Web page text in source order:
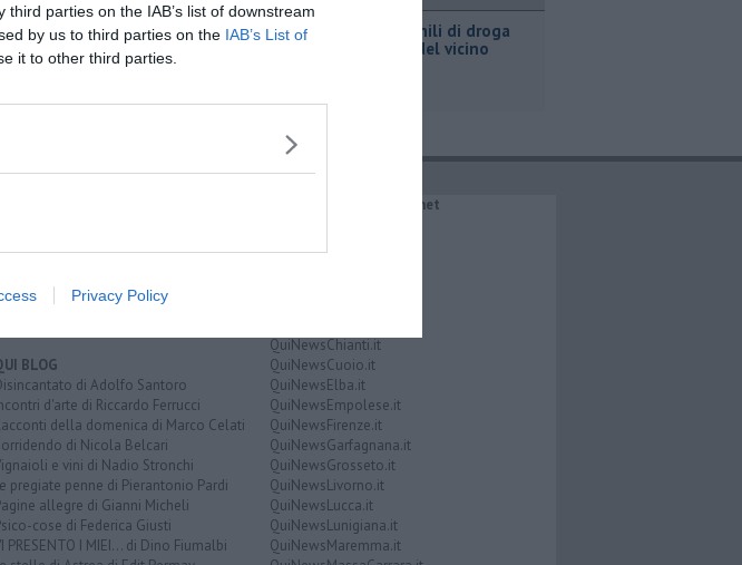
parties on the IAB’s list of downstream
by us to third parties on the IAB’s List of
it to other third parties.
Privacy Policy
Quattro chili di droga
nel frigo del vicino
Archivio Notizie
BLOG
di Adolfo Santoro
d'arte di Riccardo Ferrucci
della domenica di Marco Celati
di Nicola Belcari
e vini di Nadio Stronchi
pregiate penne di Pierantonio Pardi
allegre di Gianni Micheli
cose di Federica Giusti
PRESENTO I MIEI... di Dino Fiumalbi
IL NETWORK QuiNews.net
QuiNewsChianti.it
QuiNewsCuoio.it
QuiNewsElba.it
QuiNewsEmpolese.it
QuiNewsFirenze.it
QuiNewsGarfagnana.it
QuiNewsGrosseto.it
QuiNewsLivorno.it
QuiNewsLucca.it
QuiNewsLunigiana.it
QuiNewsMaremma.it